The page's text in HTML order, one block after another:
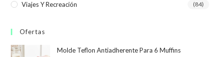
Viajes Y Recreación (84)
Ofertas
Molde Teflon Antiadherente Para 6 Muffins